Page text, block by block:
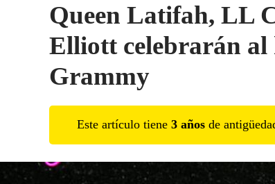
Queen Latifah, LL
Elliott celebrarán al
Grammy
Este artículo tiene 3 años de